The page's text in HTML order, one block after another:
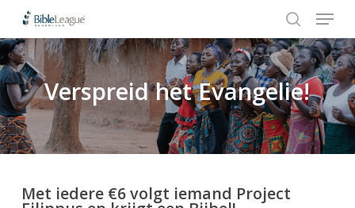
main
content
Hit enter to search or ESC to close
search
Menu
Verspreid het Evangelie!
Met iedere €6 volgt iemand Project
Close
Menu